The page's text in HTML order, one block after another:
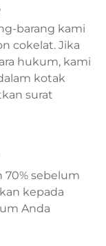
barang kami
cokelat. Jika
hukum, kami
kotak
surat
70% sebelum
kepada
Anda